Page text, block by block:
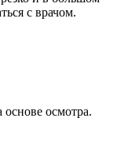
с врачом.
основе осмотра.